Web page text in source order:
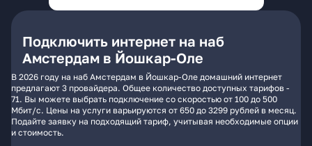
Подключить интернет на наб
Амстердам в Йошкар-Оле
В 2026 году на наб Амстердам в Йошкар-Оле домашний интернет
предлагают 3 провайдера. Общее количество доступных тарифов -
71. Вы можете выбрать подключение со скоростью от 100 до 500
Мбит/с. Цены на услуги варьируются от 650 до 3299 рублей в месяц.
Подайте заявку на подходящий тариф, учитывая необходимые опции
и стоимость.